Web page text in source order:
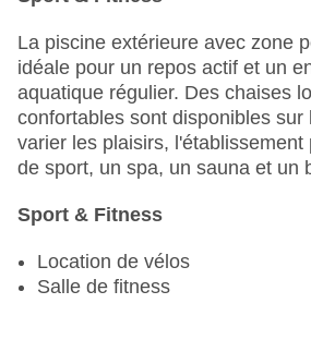
La piscine extérieure avec zone
idéale pour un repos actif et un
aquatique régulier. Des chaises
confortables sont disponibles sur
varier les plaisirs, l'établissement
de sport, un spa, un sauna et un
Sport & Fitness
Location de vélos
Salle de fitness